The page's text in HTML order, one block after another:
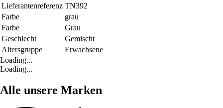
Lieferantenreferenz TN392
Farbe
grau
Farbe
Grau
Geschlecht
Gemischt
Altersgruppe
Erwachsene
Loading...
Loading...
Alle unsere Marken